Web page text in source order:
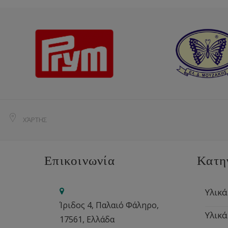
ΧΆΡΤΗΣ
Επικοινωνία
Ίριδος 4, Παλαιό Φάληρο,
17561, Ελλάδα